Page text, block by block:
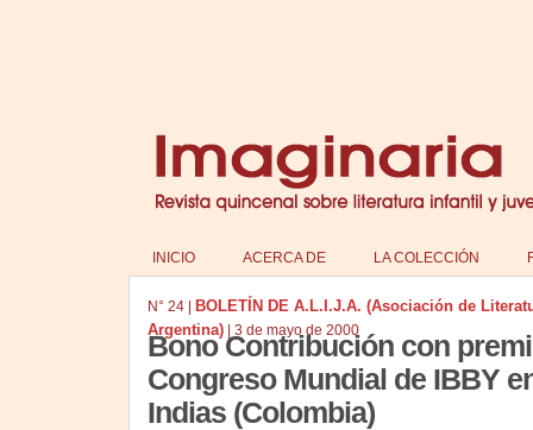
INICIO ACERCA DE LA COLECCIÓN
N° 24|
BOLETÍN DE A.L.I.J.A. (Asociación de
Argentina)
3 de mayo de 2000
Bono Contribución con
Congreso Mundial de IBBY
Indias (Colombia)